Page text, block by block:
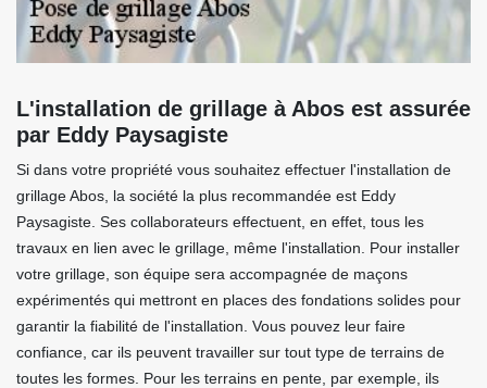
L'installation de grillage à Abos est assurée
par Eddy Paysagiste
Si dans votre propriété vous souhaitez effectuer l'installation de
grillage Abos, la société la plus recommandée est Eddy
Paysagiste. Ses collaborateurs effectuent, en effet, tous les
travaux en lien avec le grillage, même l'installation. Pour installer
votre grillage, son équipe sera accompagnée de maçons
expérimentés qui mettront en places des fondations solides pour
garantir la fiabilité de l'installation. Vous pouvez leur faire
confiance, car ils peuvent travailler sur tout type de terrains de
toutes les formes. Pour les terrains en pente, par exemple, ils